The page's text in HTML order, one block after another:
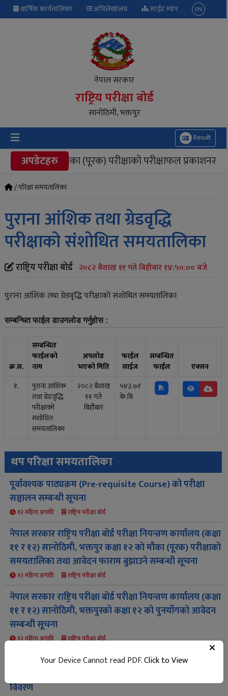
वार्षिक कार्यतालिका अभिलेखालय साईट म्याप EN
नेपाल सरकार
राष्ट्रिय परीक्षा बोर्ड
सानोठिमी, भक्तपुर
Result
अपडेटहरु
कक्षा १२ को मौका (पूरक) परीक्षाको परीक्षाफल
/ परिक्षा समयतालिका
पुराना आंशिक तथा ग्रेडवृद्धि
परीक्षाको संशोधित समयतालिका
राष्ट्रिय परीक्षा बोर्ड २०८२ बैशाख ११ गते बिहीबार १४:५०:०० बजे
पुराना आंशिक तथा ग्रेडवृद्धि परीक्षाको संशोधित समयतालिका
सम्बन्धित फाईल डाउनलोड गर्नुहोस :
क्र.स.
सम्बन्धित
फाईलको
नाम
अपलोड
भएको मिति
फाईल
साईज
सम्बन्धित
फाईल
एक्सन
१.
पुराना आंशिक
तथा ग्रेडवृद्धि
परीक्षाको
संशोधित
समयतालिका
२०८२ बैशाख
११ गते
बिहीबार
५४३.७१
के.बि
थप परिक्षा समयतालिका
पूर्वावश्यक पाठ्यक्रम (Pre-requisite Course) को परीक्षा
सञ्चालन सम्बन्धी सूचना
१२ महिना अगाडि राष्ट्रिय परीक्षा बोर्ड
नेपाल सरकार राष्ट्रिय परीक्षा बोर्ड परीक्षा नियन्त्रण कार्यालय (कक्षा
११ र १२) सानोठिमी, भक्तपुर कक्षा १२ को मौका (पूरक) परीक्षाको
समयतालिका तथा आवेदन फाराम बुझाउने सम्बन्धी सूचना
१२ महिना अगाडि राष्ट्रिय परीक्षा बोर्ड
नेपाल सरकार राष्ट्रिय परीक्षा बोर्ड परीक्षा नियन्त्रण कार्यालय (कक्षा
११ र १२) सानोठिमी, भक्तपुरको कक्षा १२ को पुनर्योगको आवेदन
सम्बन्धी सूचना
१२ महिना अगाडि राष्ट्रिय परीक्षा बोर्ड
२०८२ साल जेठ ४ गतेदेखि ऐ. २१ गतेसम्म सञ्चालन हुने कक्षा १२
विवरण
Your Device Cannot read PDF.Click to View